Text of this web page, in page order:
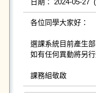
各位同學大家好：
選課系統目前產生
如有任何異動將另
課務組敬啟